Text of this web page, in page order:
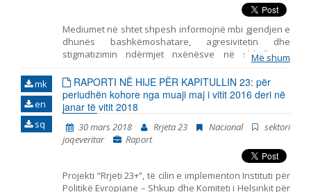
Мediumet në shtet shpesh informojnë mbi gjendjen e
dhunës bashkëmoshatare, agresivitetin dhe
stigmatizimin ndërmjet nxënësve në shkollat e
mesme, por mungojnë hulumtime empirike për lidhjen
kauzale ndërmjet qëndrimeve të këtilla dhe burimeve
të ndikimeve potenciale mbi formimin e tyre. Në
kontekst të ndodhive të fundit: pandemija, izolimi
social dhe mësimdhënia online, eventet e këtille nuk
munguan në botën offline, që tregon se roli i
mediumeve, në gjithë procesin, paraqet faktor të cilit
Më shum
mk
en
sq
RAPORTI NË HIJE PËR KAPITULLIN 23: për
periudhën kohore nga muaji maj i vitit 2016 deri në
janar të vitit 2018
30 mars 2018 Rrjeta 23 Nacional
sektori
joqeveritar
Raport
Projekti “Rrjeti 23+”, të cilin e implementon Instituti për
Politikë Evropiane – Shkup dhe Komiteti i Helsinkit për